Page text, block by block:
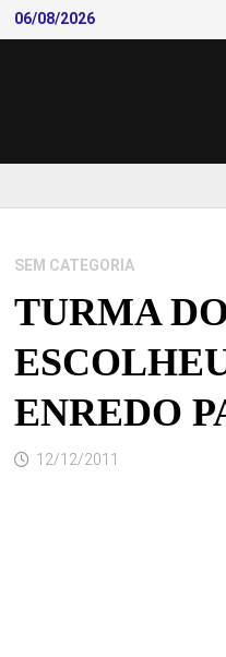
Skip
to
06/08/2026
SEM CATEGORIA
TURMA
ENREDO
12/12/2011